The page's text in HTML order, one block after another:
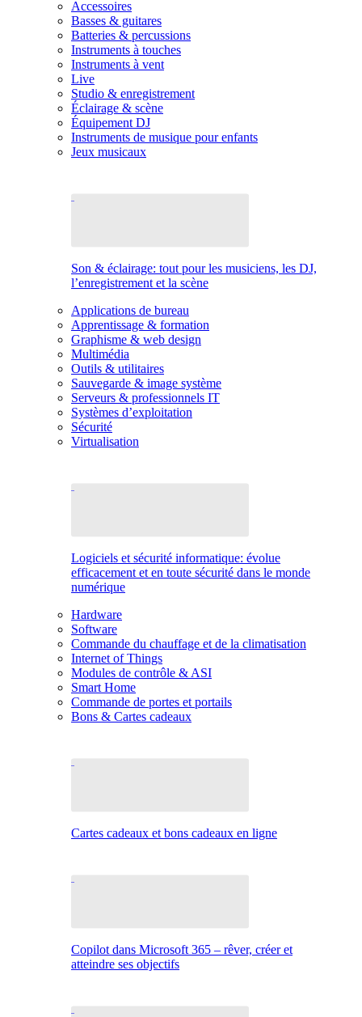
Accessoires
Basses & guitares
Batteries & percussions
Instruments à touches
Instruments à vent
Live
Studio & enregistrement
Éclairage & scène
Équipement DJ
Instruments de musique pour enfants
Jeux musicaux
Son & éclairage: tout pour les musiciens, les DJ,
l’enregistrement et la scène
Applications de bureau
Apprentissage & formation
Graphisme & web design
Multimédia
Outils & utilitaires
Sauvegarde & image système
Serveurs & professionnels IT
Systèmes d’exploitation
Sécurité
Virtualisation
Logiciels et sécurité informatique: évolue
efficacement et en toute sécurité dans le monde
numérique
Hardware
Software
Commande du chauffage et de la climatisation
Internet of Things
Modules de contrôle & ASI
Smart Home
Commande de portes et portails
Bons & Cartes cadeaux
Cartes cadeaux et bons cadeaux en ligne
Copilot dans Microsoft 365 – rêver, créer et
atteindre ses objectifs